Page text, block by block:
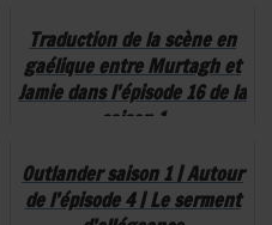
Traduction de la scène en
gaélique entre Murtagh et
Jamie dans l'épisode 16 de la
saison 1
Outlander saison 1 | Autour
de l’épisode 4 | Le serment